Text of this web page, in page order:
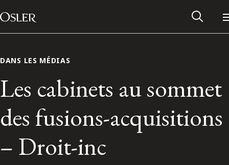
Passer au contenu
Main Navigation
DANS LES MÉDIAS
Les cabinets au sommet
des fusions-acquisitions
– Droit-inc